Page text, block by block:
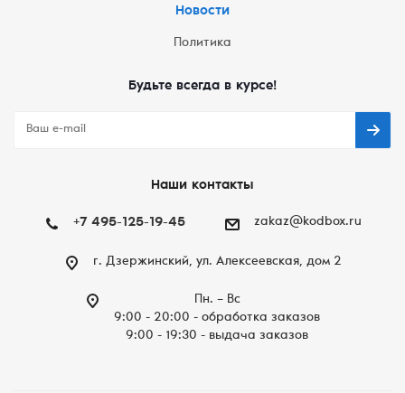
Новости
Политика
Будьте всегда в курсе!
Наши контакты
+7 495-125-19-45 zakaz@kodbox.ru
г. Дзержинский, ул. Алексеевская, дом 2
Пн. – Вc
9:00 - 20:00 - обработка заказов
9:00 - 19:30 - выдача заказов